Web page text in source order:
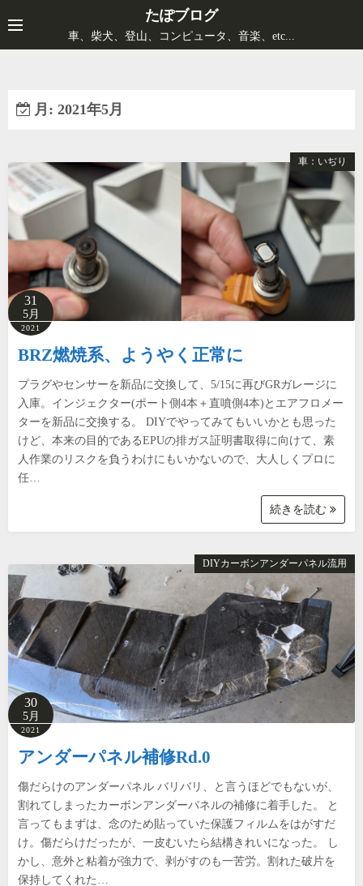
ン
テ
ッ
たぽブログ
車、柴犬、登山、コンピュータ、音楽、etc...
月: 2021年5月
車：いぢり
31
5月
2021
BRZ燃焼系、ようやく正常に
プラグやセンサーを新品に交換して、5/15に再びGRガレージに
入庫。インジェクター(ポート側4本＋直噴側4本)とエアフロメー
ターを新品に交換する。 DIYでやってみてもいいかとも思った
けど、本来の目的であるEPUの排ガス証明書取得に向けて、素
人作業のリスクを負うわけにもいかないので、大人しくプロに
任…
続きを読む
DIYカーボンアンダーパネル流用
30
5月
2021
アンダーパネル補修Rd.0
傷だらけのアンダーパネル バリバリ、と言うほどでもないが、
割れてしまったカーボンアンダーパネルの補修に着手した。 と
言ってもまずは、念のため貼っていた保護フィルムをはがすだ
け。傷だらけだったが、一皮むいたら結構きれいになった。 し
かし、意外と粘着が強力で、剥がすのも一苦労。割れた破片を
保持してくれた…